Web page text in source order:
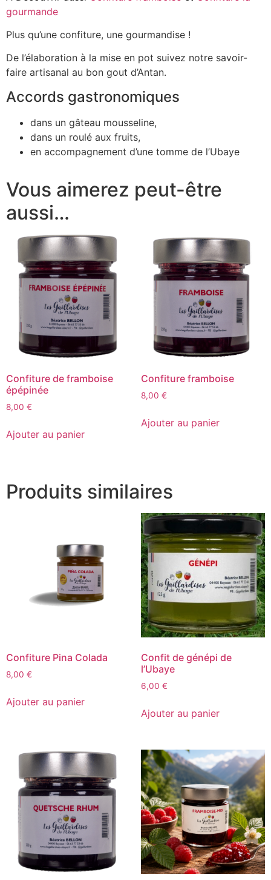
gourmande
Plus qu’une confiture, une gourmandise !
De l’élaboration à la mise en pot suivez notre savoir-
faire artisanal au bon gout d’Antan.
Accords gastronomiques
dans un gâteau mousseline,
dans un roulé aux fruits,
en accompagnement d’une tomme de l’Ubaye
Vous aimerez peut-être
aussi…
Confiture de framboise
épépinée
8,00 €
Ajouter au panier
Confiture framboise
8,00 €
Ajouter au panier
Produits similaires
Confiture Pina Colada
8,00 €
Ajouter au panier
Confit de génépi de
l’Ubaye
6,00 €
Ajouter au panier